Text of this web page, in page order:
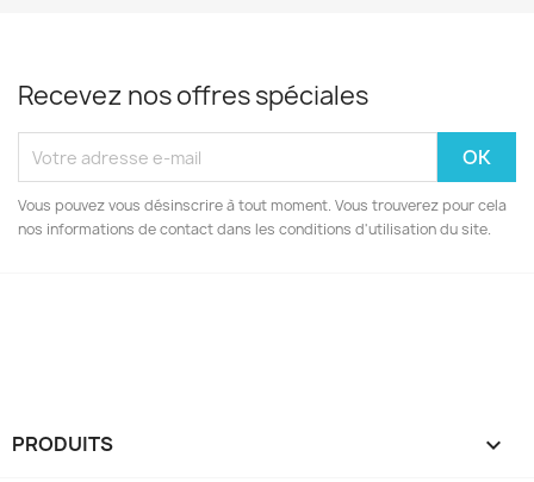
Recevez nos offres spéciales
Vous pouvez vous désinscrire à tout moment. Vous trouverez pour cela
nos informations de contact dans les conditions d'utilisation du site.
PRODUITS 